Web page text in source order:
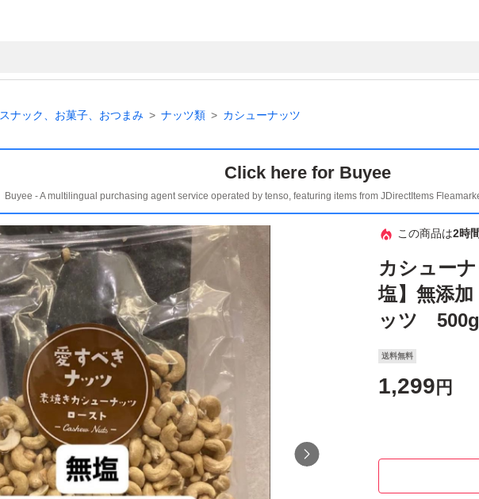
スナック、お菓子、おつまみ ナッツ類 カシューナッツ
Click here for Buyee
Buyee - A multilingual purchasing agent service operated by tenso, featuring items from JDirectItems
この商品は2時間
カシュー
塩】無添
ッツ
送料無料
1,299 円